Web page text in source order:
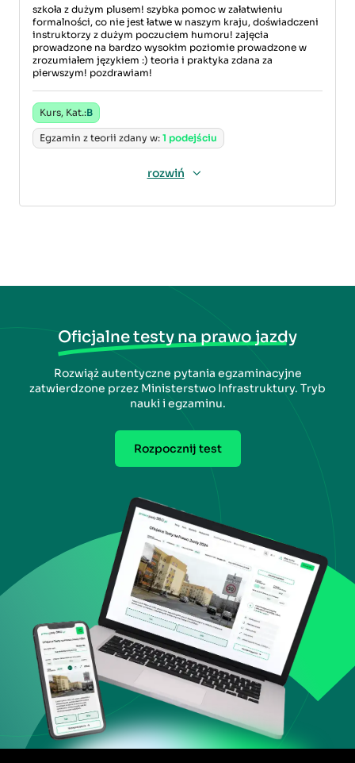
szkoła z dużym plusem! szybka pomoc w załatwieniu
formalności, co nie jest łatwe w naszym kraju, doświadczeni
instruktorzy z dużym poczuciem humoru! zajęcia
prowadzone na bardzo wysokim poziomie prowadzone w
zrozumiałem językiem :) teoria i praktyka zdana za
pierwszym! pozdrawiam!
Kurs, Kat.:B
Egzamin z teorii zdany w: 1 podejściu
rozwiń
Oficjalne testy na prawo jazdy
Rozwiąż autentyczne pytania egzaminacyjne
zatwierdzone przez Ministerstwo Infrastruktury. Tryb
nauki i egzaminu.
Rozpocznij test